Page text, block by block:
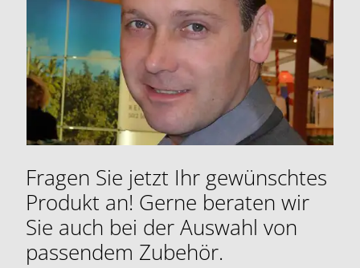
Fragen Sie jetzt Ihr gewünschtes
Produkt an! Gerne beraten wir
Sie auch bei der Auswahl von
passendem Zubehör.